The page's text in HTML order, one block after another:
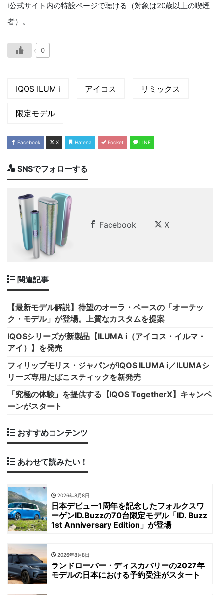
i公式サイト内の特設ページで聴ける（対象は20歳以上の喫煙
者）。
0
IQOS ILUM i アイコス リミックス
限定モデル
Facebook X Hatena Pocket LINE
SNSでフォローする
Facebook X
関連記事
【最新モデル解説】待望のオーラ・ベースの「オーテッ
ク・モデル」が登場。上質なカスタムを提案
IQOSシリーズが新製品【ILUMA i（アイコス・イルマ・
アイ）】を発売
フィリップモリス・ジャパンがIQOS ILUMA i／ILUMAシ
リーズ専用たばこスティックを新発売
「究極の体験」を提供する【IQOS TogetherX】キャンペ
ーンがスタート
おすすめコンテンツ
あわせて読みたい！
2026年8月8日
日本デビュー1周年を記念したフォルクスワ
ーゲンID.Buzzの70台限定モデル「ID. Buzz
1st Anniversary Edition」が登場
2026年8月8日
ランドローバー・ディスカバリーの2027年
モデルの日本における予約受注がスタート